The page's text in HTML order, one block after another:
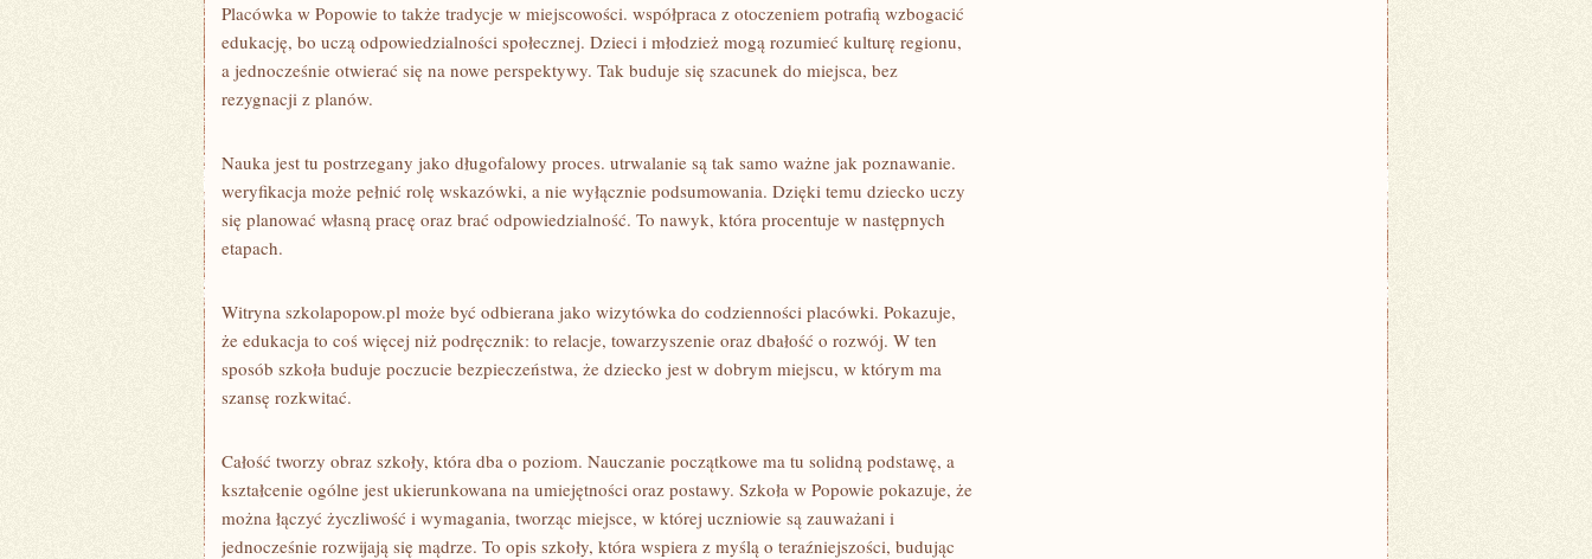
Placówka w Popowie to także tradycje w miejscowości. współpraca z otoczeniem potrafią wzbogacić
edukację, bo uczą odpowiedzialności społecznej. Dzieci i młodzież mogą rozumieć kulturę regionu,
a jednocześnie otwierać się na nowe perspektywy. Tak buduje się szacunek do miejsca, bez
rezygnacji z planów.
Nauka jest tu postrzegany jako długofalowy proces. utrwalanie są tak samo ważne jak poznawanie.
weryfikacja może pełnić rolę wskazówki, a nie wyłącznie podsumowania. Dzięki temu dziecko uczy
się planować własną pracę oraz brać odpowiedzialność. To nawyk, która procentuje w następnych
etapach.
Witryna szkolapopow.pl może być odbierana jako wizytówka do codzienności placówki. Pokazuje,
że edukacja to coś więcej niż podręcznik: to relacje, towarzyszenie oraz dbałość o rozwój. W ten
sposób szkoła buduje poczucie bezpieczeństwa, że dziecko jest w dobrym miejscu, w którym ma
szansę rozkwitać.
Całość tworzy obraz szkoły, która dba o poziom. Nauczanie początkowe ma tu solidną podstawę, a
kształcenie ogólne jest ukierunkowana na umiejętności oraz postawy. Szkoła w Popowie pokazuje, że
można łączyć życzliwość i wymagania, tworząc miejsce, w której uczniowie są zauważani i
jednocześnie rozwijają się mądrze. To opis szkoły, która wspiera z myślą o teraźniejszości, budując